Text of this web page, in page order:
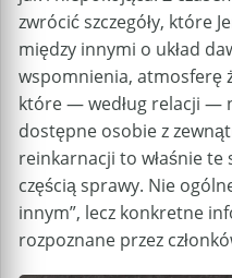
zwrócić szczegóły, które
między innymi o układ
wspomnienia, atmosferę
które — według relacji —
dostępne osobie z
reinkarnacji to właśnie te
częścią sprawy. Nie
innym”, lecz konkretne
rozpoznane przez